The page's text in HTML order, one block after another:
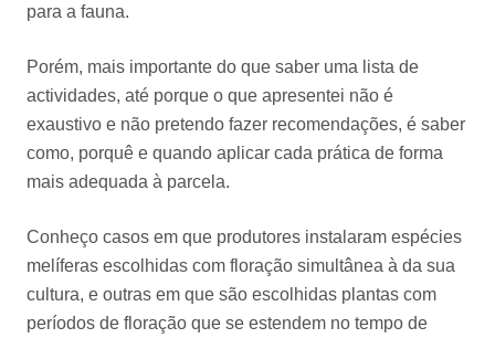
para a fauna.
Porém, mais importante do que saber uma lista de
actividades, até porque o que apresentei não é
exaustivo e não pretendo fazer recomendações, é saber
como, porquê e quando aplicar cada prática de forma
mais adequada à parcela.
Conheço casos em que produtores instalaram espécies
melíferas escolhidas com floração simultânea à da sua
cultura, e outras em que são escolhidas plantas com
períodos de floração que se estendem no tempo de